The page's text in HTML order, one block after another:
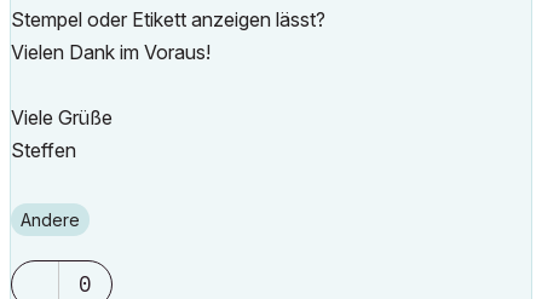
Stempel oder Etikett anzeigen lässt?
Vielen Dank im Voraus!
Viele Grüße
Steffen
Andere
0